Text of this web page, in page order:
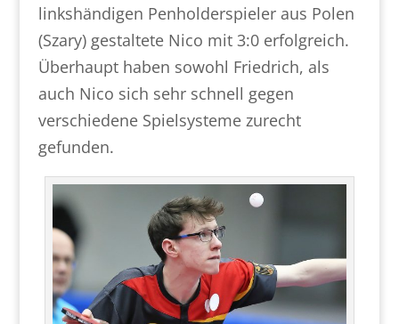
linkshändigen Penholderspieler aus Polen
(Szary) gestaltete Nico mit 3:0 erfolgreich.
Überhaupt haben sowohl Friedrich, als
auch Nico sich sehr schnell gegen
verschiedene Spielsysteme zurecht
gefunden.